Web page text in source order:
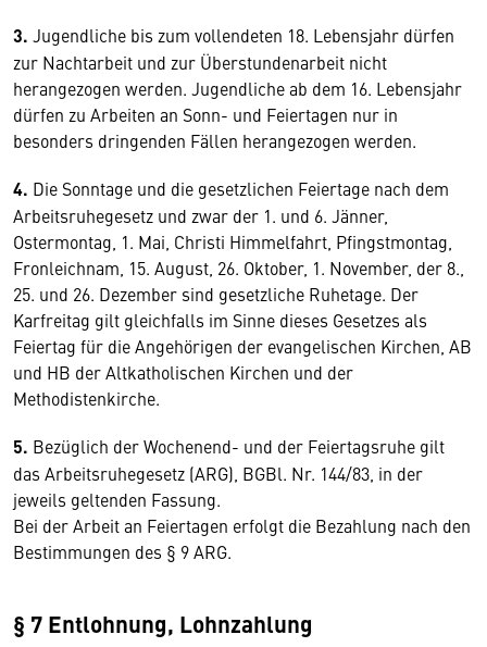
3. Jugendliche bis zum vollendeten 18. Lebensjahr dürfen
zur Nachtarbeit und zur Überstundenarbeit nicht
herangezogen werden. Jugendliche ab dem 16. Lebensjahr
dürfen zu Arbeiten an Sonn- und Feiertagen nur in
besonders dringenden Fällen herangezogen werden.
4. Die Sonntage und die gesetzlichen Feiertage nach dem
Arbeitsruhegesetz und zwar der 1. und 6. Jänner,
Ostermontag, 1. Mai, Christi Himmelfahrt, Pfingstmontag,
Fronleichnam, 15. August, 26. Oktober, 1. November, der 8.,
25. und 26. Dezember sind gesetzliche Ruhetage. Der
Karfreitag gilt gleichfalls im Sinne dieses Gesetzes als
Feiertag für die Angehörigen der evangelischen Kirchen, AB
und HB der Altkatholischen Kirchen und der
Methodistenkirche.
5. Bezüglich der Wochenend- und der Feiertagsruhe gilt
das Arbeitsruhegesetz (ARG), BGBl. Nr. 144/83, in der
jeweils geltenden Fassung.
Bei der Arbeit an Feiertagen erfolgt die Bezahlung nach den
Bestimmungen des § 9 ARG.
§ 7 Entlohnung, Lohnzahlung